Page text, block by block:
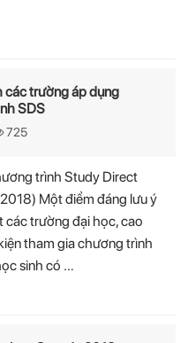
các trường áp dụng
SDS
725
trình Study Direct
Một điểm đáng lưu ý
các trường đại học, cao
tham gia chương trình
sinh có …